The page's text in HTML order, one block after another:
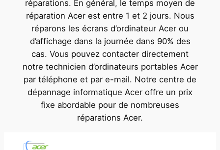
réparations. En général, le temps moyen de
réparation Acer est entre 1 et 2 jours. Nous
réparons les écrans d’ordinateur Acer ou
d’affichage dans la journée dans 90% des
cas. Vous pouvez contacter directement
notre technicien d’ordinateurs portables Acer
par téléphone et par e-mail. Notre centre de
dépannage informatique Acer offre un prix
fixe abordable pour de nombreuses
réparations Acer.